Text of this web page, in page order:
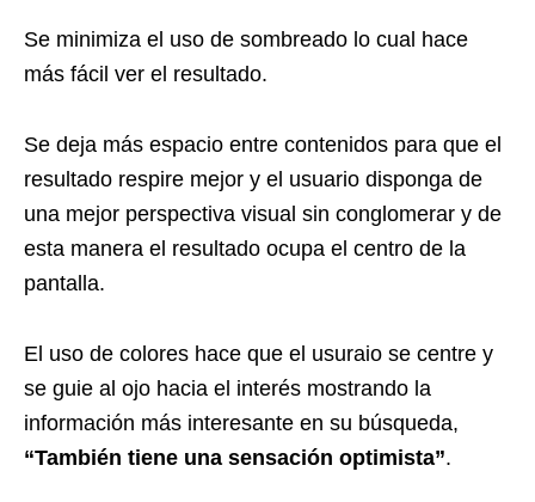
Se minimiza el uso de sombreado lo cual hace
más fácil ver el resultado.
Se deja más espacio entre contenidos para que el
resultado respire mejor y el usuario disponga de
una mejor perspectiva visual sin conglomerar y de
esta manera el resultado ocupa el centro de la
pantalla.
El uso de colores hace que el usuraio se centre y
se guie al ojo hacia el interés mostrando la
información más interesante en su búsqueda,
“También tiene una sensación optimista”.